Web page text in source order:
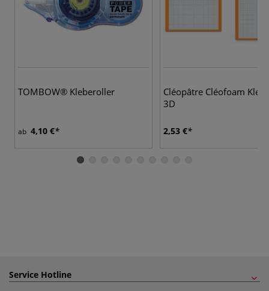
TOMBOW® Kleberoller
ab 4,10 €
Cléopâtre Cléofoam
3D
2,53 €
Service Hotline